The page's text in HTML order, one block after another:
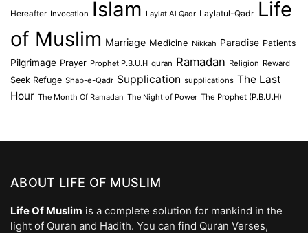
Hereafter Invocation Islam Laylat Al Qadr Laylatul-Qadr Life
of Muslim Marriage Medicine Nikkah Paradise Patients
Pilgrimage Prayer Prophet P.B.U.H quran Ramadan Religion Reward
Seek Refuge Shab-e-Qadr Supplication supplications The Last
Hour The Month Of Ramadan The Night of Power The Prophet (P.B.U.H)
ABOUT LIFE OF MUSLIM
Life Of Muslim is a complete solution for mankind in the
light of Quran and Hadith. You can find Quran Verses,